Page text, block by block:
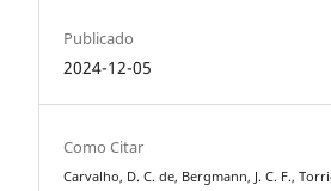
Publicado
2024-12-05
Como Citar
Carvalho, D. C. de, Bergmann, J. C. F.,